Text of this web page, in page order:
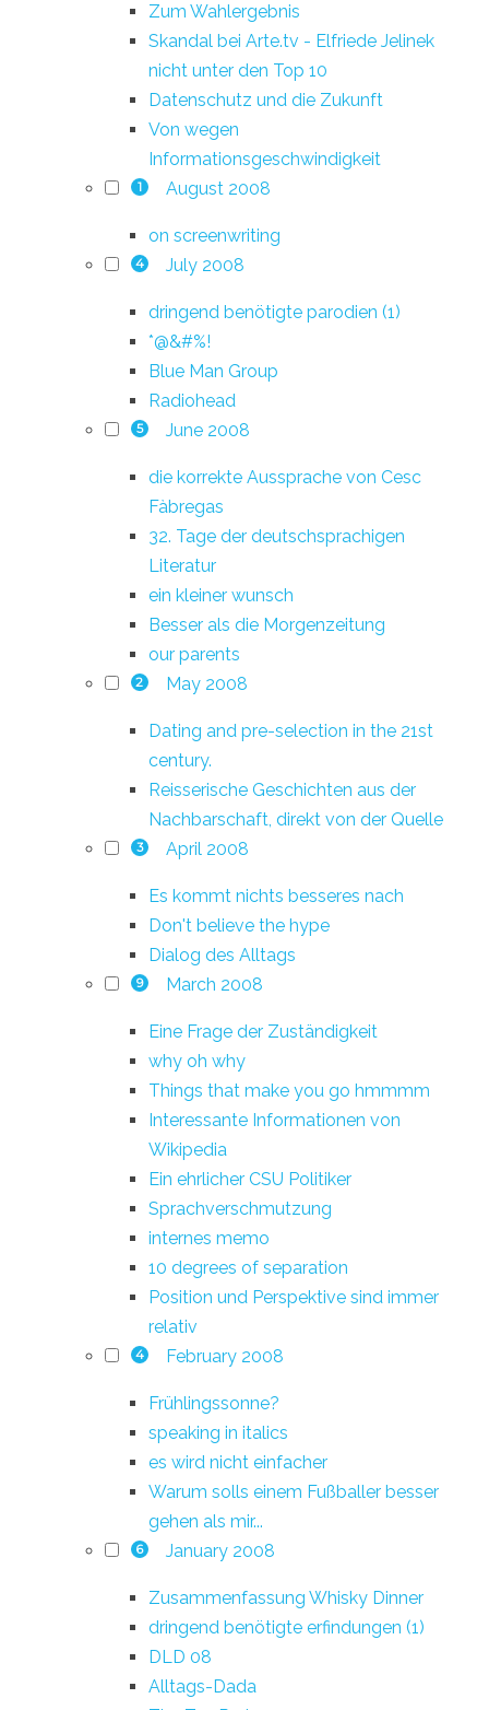
Zum Wahlergebnis
Skandal bei Arte.tv - Elfriede Jelinek
nicht unter den Top 10
Datenschutz und die Zukunft
Von wegen
Informationsgeschwindigkeit
1 August 2008
on screenwriting
4 July 2008
dringend benötigte parodien (1)
*@&#%!
Blue Man Group
Radiohead
5 June 2008
die korrekte Aussprache von Cesc
Fàbregas
32. Tage der deutschsprachigen
Literatur
ein kleiner wunsch
Besser als die Morgenzeitung
our parents
2 May 2008
Dating and pre-selection in the 21st
century.
Reisserische Geschichten aus der
Nachbarschaft, direkt von der Quelle
3 April 2008
Es kommt nichts besseres nach
Don't believe the hype
Dialog des Alltags
9 March 2008
Eine Frage der Zuständigkeit
why oh why
Things that make you go hmmmm
Interessante Informationen von
Wikipedia
Ein ehrlicher CSU Politiker
Sprachverschmutzung
internes memo
10 degrees of separation
Position und Perspektive sind immer
relativ
4 February 2008
Frühlingssonne?
speaking in italics
es wird nicht einfacher
Warum solls einem Fußballer besser
gehen als mir...
6 January 2008
Zusammenfassung Whisky Dinner
dringend benötigte erfindungen (1)
DLD 08
Alltags-Dada